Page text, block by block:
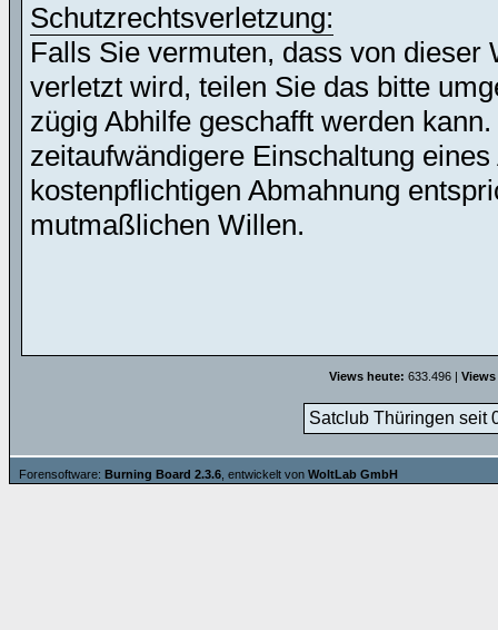
Schutzrechtsverletzung:
Falls Sie vermuten, dass von
verletzt wird, teilen Sie das bitte
zügig Abhilfe geschafft werden
zeitaufwändigere Einschaltung
kostenpflichtigen Abmahnung
mutmaßlichen Willen.
Views heute: 633.496 |
Satclub Thüringen seit
Forensoftware: Burning Board 2.3.6 , entwickelt von WoltLab GmbH